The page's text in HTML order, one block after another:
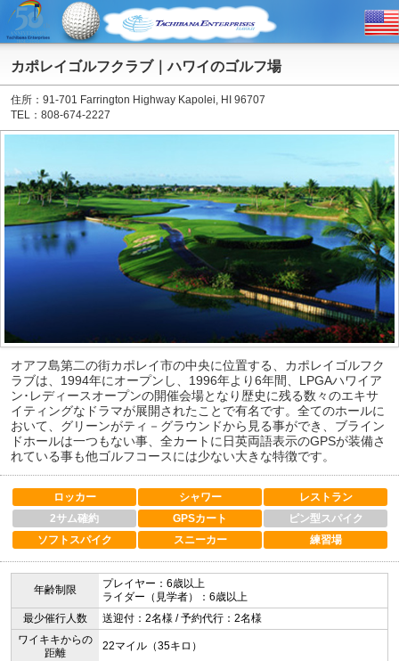
カポレイゴルフクラブ｜ハワイのゴルフ場
住所：91-701 Farrington Highway Kapolei, HI 96707
TEL：808-674-2227
オアフ島第二の街カポレイ市の中央に位置する、カポレイゴルフク
ラブは、1994年にオープンし、1996年より6年間、LPGAハワイア
ン･レディースオープンの開催会場となり歴史に残る数々のエキサ
イティングなドラマが展開されたことで有名です。全てのホールに
おいて、グリーンがティ－グラウンドから見る事ができ、ブライン
ドホールは一つもない事、全カートに日英両語表示のGPSが装備さ
れている事も他ゴルフコースには少ない大きな特徴です。
ロッカー シャワー
レストラン
2サム確約
GPSカート
ピン型スパイク
ソフトスパイク
スニーカー 練習場
年齢制限
プレイヤー：6歳以上
ライダー（見学者）：6歳以上
最少催行人数
送迎付：2名様 / 予約代行：2名様
ワイキキからの
距離
22マイル（35キロ）